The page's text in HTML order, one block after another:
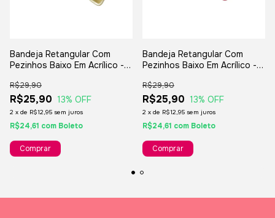
Bandeja Retangular Com
Pezinhos Baixo Em Acrílico -
R$25,90
R$29,90
13% OFF
2 x de R$12,95 sem juros
R$24,61 com Boleto
Bandeja Retangular Com
Pezinhos Baixo Em Acrílico -
R$25,90
R$29,90
13% OFF
2 x de R$12,95 sem juros
R$24,61 com Boleto